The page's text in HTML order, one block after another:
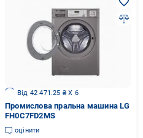
Від 42 471.25 ₴ X 6
Промислова пральна машина LG
FH0C7FD2MS
оцінити